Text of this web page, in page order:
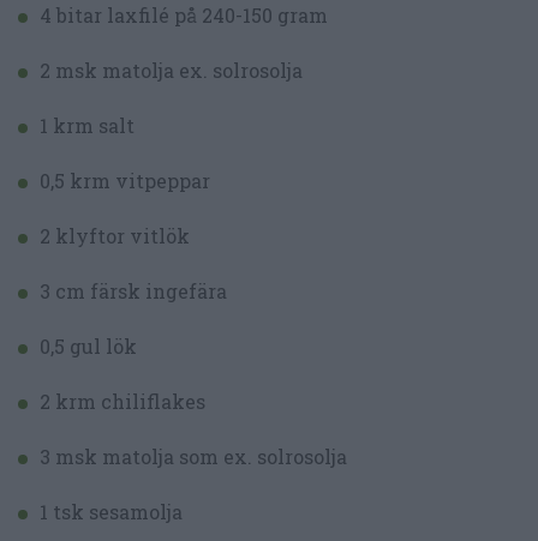
4 bitar laxfilé på 240-150 gram
2 msk matolja ex. solrosolja
1 krm salt
0,5 krm vitpeppar
2 klyftor vitlök
3 cm färsk ingefära
0,5 gul lök
2 krm chiliflakes
3 msk matolja som ex. solrosolja
1 tsk sesamolja